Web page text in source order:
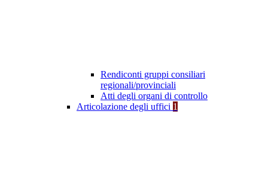
Rendiconti gruppi consiliari
regionali/provinciali
Atti degli organi di controllo
Articolazione degli uffici 1